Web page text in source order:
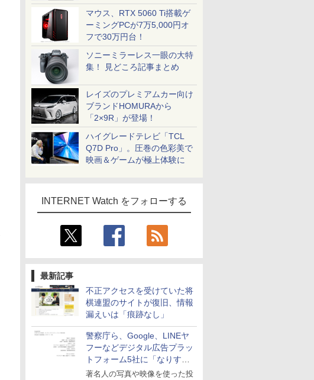
マウス、RTX 5060 Ti搭載ゲ
ーミングPCが7万5,000円オ
フで30万円台！
ソニーミラーレス一眼の大特
集！ 見どころ記事まとめ
レイズのプレミアムカー向け
ブランドHOMURAから
「2×9R」が登場！
ハイグレードテレビ「TCL
Q7D Pro」。圧巻の色彩美で
映画＆ゲームが極上体験に
INTERNET Watch をフォローする
最新記事
不正アクセスを受けていた将
棋連盟のサイトが復旧、情報
漏えいは「痕跡なし」
警察庁ら、Google、LINEヤ
フーなどデジタル広告プラッ
トフォーム5社に「なりすま
し詐欺広告」対策強化を要請
著名人の写真や映像を使った投